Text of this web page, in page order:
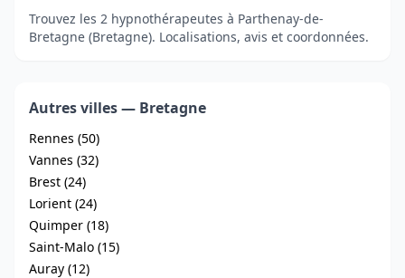
Trouvez les 2 hypnothérapeutes à Parthenay-de-
Bretagne (Bretagne). Localisations, avis et coordonnées.
Autres villes — Bretagne
Rennes (50)
Vannes (32)
Brest (24)
Lorient (24)
Quimper (18)
Saint-Malo (15)
Auray (12)